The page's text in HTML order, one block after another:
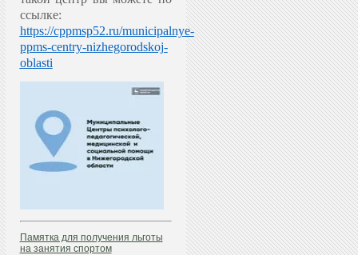
ссылке:
https://cppmsp52.ru/municipalnye-
ppms-centry-nizhegorodskoj-
oblasti
Памятка для получения льготы
на занятия спортом